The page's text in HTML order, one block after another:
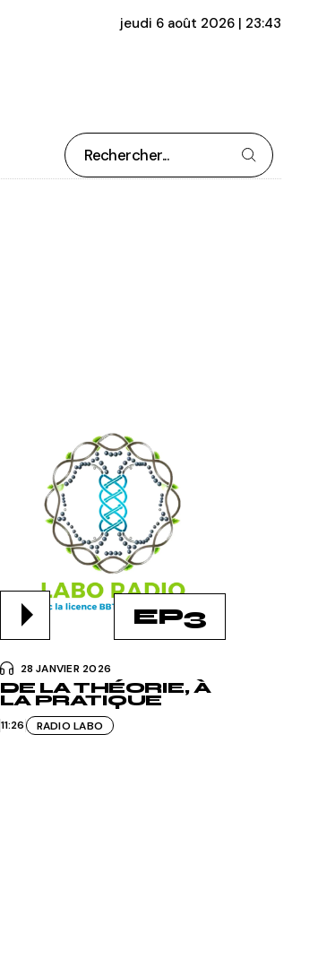
jeudi 6 août 2026 | 23:43
Rechercher
EP3
28 JANVIER 2026
DE LA THÉORIE, À
LA PRATIQUE
11:26 RADIO LABO